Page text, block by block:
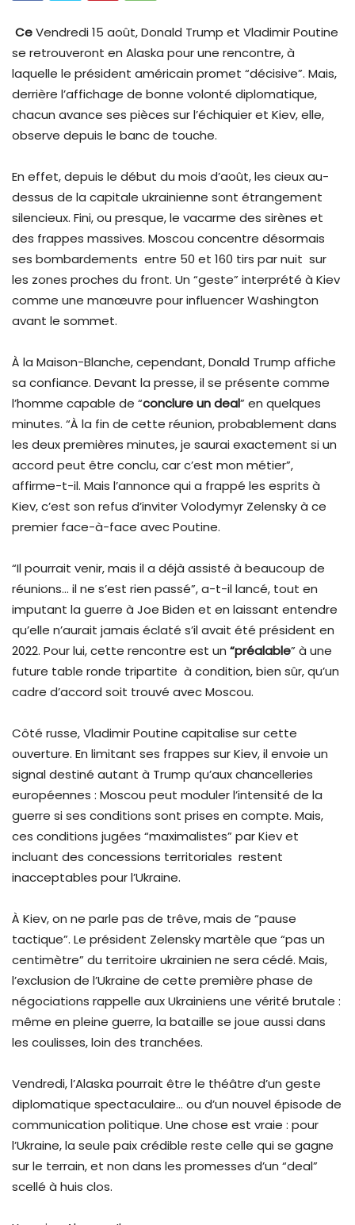
CeVendredi 15 août, Donald Trump et Vladimir Poutine
se retrouveront en Alaska pour une rencontre, à
laquelle le président américain promet “décisive”. Mais,
derrière l’affichage de bonne volonté diplomatique,
chacun avance ses pièces sur l’échiquier et Kiev, elle,
observe depuis le banc de touche.
En effet, depuis le début du mois d’août, les cieux au-
dessus de la capitale ukrainienne sont étrangement
silencieux. Fini, ou presque, le vacarme des sirènes et
des frappes massives. Moscou concentre désormais
ses bombardements entre 50 et 160 tirs par nuit sur
les zones proches du front. Un “geste” interprété à Kiev
comme une manœuvre pour influencer Washington
avant le sommet.
À la Maison-Blanche, cependant, Donald Trump affiche
sa confiance. Devant la presse, il se présente comme
l’homme capable de “conclure un deal” en quelques
minutes. “À la fin de cette réunion, probablement dans
les deux premières minutes, je saurai exactement si un
accord peut être conclu, car c’est mon métier”,
affirme-t-il. Mais l’annonce qui a frappé les esprits à
Kiev, c’est son refus d’inviter Volodymyr Zelensky à ce
premier face-à-face avec Poutine.
“Il pourrait venir, mais il a déjà assisté à beaucoup de
réunions… il ne s’est rien passé”, a-t-il lancé, tout en
imputant la guerre à Joe Biden et en laissant entendre
qu’elle n’aurait jamais éclaté s’il avait été président en
2022. Pour lui, cette rencontre est un “préalable” à une
future table ronde tripartite à condition, bien sûr, qu’un
cadre d’accord soit trouvé avec Moscou.
Côté russe, Vladimir Poutine capitalise sur cette
ouverture. En limitant ses frappes sur Kiev, il envoie un
signal destiné autant à Trump qu’aux chancelleries
européennes : Moscou peut moduler l’intensité de la
guerre si ses conditions sont prises en compte. Mais,
ces conditions jugées “maximalistes” par Kiev et
incluant des concessions territoriales restent
inacceptables pour l’Ukraine.
À Kiev, on ne parle pas de trêve, mais de “pause
tactique”. Le président Zelensky martèle que “pas un
centimètre” du territoire ukrainien ne sera cédé. Mais,
l’exclusion de l’Ukraine de cette première phase de
négociations rappelle aux Ukrainiens une vérité brutale :
même en pleine guerre, la bataille se joue aussi dans
les coulisses, loin des tranchées.
Vendredi, l’Alaska pourrait être le théâtre d’un geste
diplomatique spectaculaire… ou d’un nouvel épisode de
communication politique. Une chose est vraie : pour
l’Ukraine, la seule paix crédible reste celle qui se gagne
sur le terrain, et non dans les promesses d’un “deal”
scellé à huis clos.